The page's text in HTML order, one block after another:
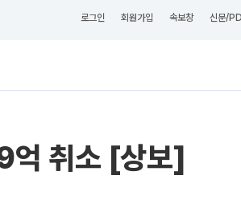
로그인 회원가입 속보창 신문/
억 취소 [상보]